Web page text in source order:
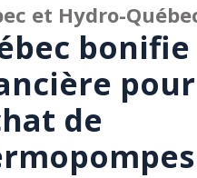
et Hydro-
bonifie
pour
de